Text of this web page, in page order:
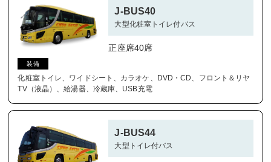
J-BUS40
大型化粧室トイレ付バス
正座席40席
装備
化粧室トイレ、ワイドシート、カラオケ、DVD・CD、フロント＆リヤ
TV（液晶）、給湯器、冷蔵庫、USB充電
J-BUS44
大型トイレ付バス